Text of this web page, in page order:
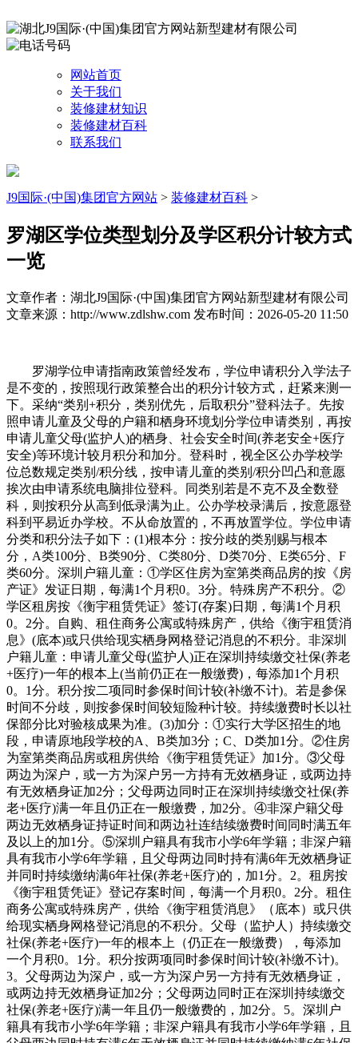
网站首页
关于我们
装修建材知识
装修建材百科
联系我们
J9国际·(中国)集团官方网站 > 装修建材百科 >
罗湖区学位类型划分及学区积分计较方式
一览
文章作者：湖北J9国际·(中国)集团官方网站新型建材有限公司
文章来源：http://www.zdlshw.com 发布时间：2026-05-20 11:50
罗湖学位申请指南政策曾经发布，学位申请积分入学法子
是不变的，按照现行政策整合出的积分计较方式，赶紧来测一
下。采纳“类别+积分，类别优先，后取积分”登科法子。先按
照申请儿童及父母的户籍和栖身环境划分学位申请类别，再按
申请儿童父母(监护人)的栖身、社会安全时间(养老安全+医疗
安全)等环境计较月积分和加分。登科时，视全区公办学校学
位总数规定类别/积分线，按申请儿童的类别/积分凹凸和意愿
挨次由申请系统电脑排位登科。同类别若是不克不及全数登
科，则按积分从高到低录满为止。公办学校录满后，按意愿登
科到平易近办学校。不从命放置的，不再放置学位。学位申请
分类和积分法子如下：(1)根本分：按分歧的类别赐与根本
分，A类100分、B类90分、C类80分、D类70分、E类65分、F
类60分。深圳户籍儿童：①学区住房为室第类商品房的按《房
产证》发证日期，每满1个月积0。3分。特殊房产不积分。②
学区租房按《衡宇租赁凭证》签订(存案)日期，每满1个月积
0。2分。自购、租住商务公寓或特殊房产，供给《衡宇租赁消
息》(底本)或只供给现实栖身网格登记消息的不积分。非深圳
户籍儿童：申请儿童父母(监护人)正在深圳持续缴交社保(养老
+医疗)一年的根本上(当前仍正在一般缴费)，每添加1个月积
0。1分。积分按二项同时参保时间计较(补缴不计)。若是参保
时间不分歧，则按参保时间较短险种计较。持续缴费时长以社
保部分比对验核成果为准。(3)加分：①实行大学区招生的地
段，申请原地段学校的A、B类加3分；C、D类加1分。②住房
为室第类商品房或租房供给《衡宇租赁凭证》加1分。③父母
两边为深户，或一方为深户另一方持有无效栖身证，或两边持
有无效栖身证加2分；父母两边同时正在深圳持续缴交社保(养
老+医疗)满一年且仍正在一般缴费，加2分。④非深户籍父母
两边无效栖身证持证时间和两边社连结续缴费时间同时满五年
及以上的加1分。⑤深圳户籍具有我市小学6年学籍；非深户籍
具有我市小学6年学籍，且父母两边同时持有满6年无效栖身证
并同时持续缴纳满6年社保(养老+医疗)的，加1分。2。租房按
《衡宇租赁凭证》登记存案时间，每满一个月积0。2分。租住
商务公寓或特殊房产，供给《衡宇租赁消息》（底本）或只供
给现实栖身网格登记消息的不积分。父母（监护人）持续缴交
社保(养老+医疗)一年的根本上（仍正在一般缴费），每添加
一个月积0。1分。积分按两项同时参保时间计较(补缴不计)。
3。父母两边为深户，或一方为深户另一方持有无效栖身证，
或两边持无效栖身证加2分；父母两边同时正在深圳持续缴交
社保(养老+医疗)满一年且仍一般缴费的，加2分。5。深圳户
籍具有我市小学6年学籍；非深户籍具有我市小学6年学籍，且